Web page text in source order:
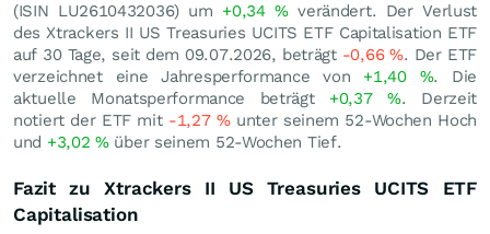
(ISIN LU2610432036) um +0,34%verändert. Der Verlust
des Xtrackers II US Treasuries UCITS ETF Capitalisation ETF
auf 30 Tage, seit dem 09.07.2026, beträgt -0,66%. Der ETF
verzeichnet eine Jahresperformance von +1,40 %. Die
aktuelle Monatsperformance beträgt +0,37%. Derzeit
notiert der ETF mit -1,27 %unter seinem 52-Wochen Hoch
und +3,02%über seinem 52-Wochen Tief.
Fazit zu Xtrackers II US Treasuries UCITS ETF
Capitalisation